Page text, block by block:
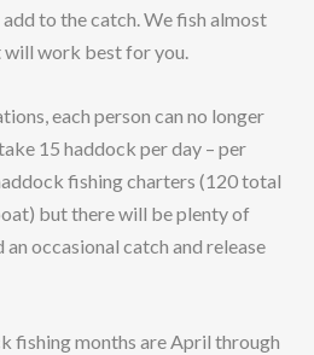
to the catch. We fish almost
will work best for you.
each person can no longer
15 haddock per day – per
fishing charters (120 total
but there will be plenty of
an occasional catch and release
fishing months are April through